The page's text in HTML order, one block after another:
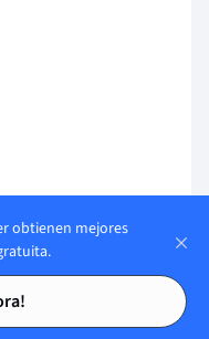
obtienen mejores